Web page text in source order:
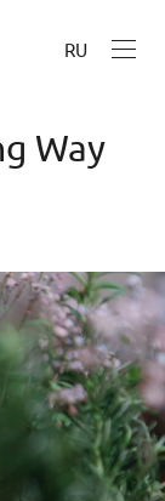
RU
Way